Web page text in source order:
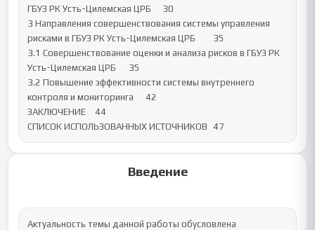
ГБУЗ РК Усть-Цилемская ЦРБ	30
3 Направления совершенствования системы управления
рисками в ГБУЗ РК Усть-Цилемская ЦРБ	35
3.1 Совершенствование оценки и анализа рисков в ГБУЗ РК
Усть-Цилемская ЦРБ	35
3.2 Повышение эффективности системы внутреннего
контроля и мониторинга	42
ЗАКЛЮЧЕНИЕ	44
СПИСОК ИСПОЛЬЗОВАННЫХ ИСТОЧНИКОВ	47
Введение
Актуальность темы данной работы обусловлена